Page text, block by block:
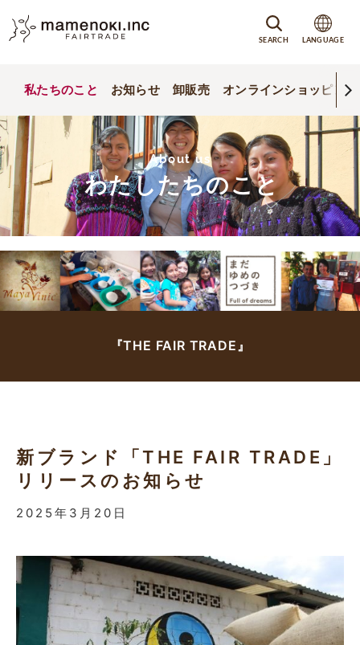
SEARCH LANGUAGE
私たちのこと お知らせ 卸販売 オンラインショッピング
About us
わたしたちのこと
『THE FAIR TRADE』
新ブランド「THE FAIR TRADE」
リリースのお知らせ
2025年3月20日